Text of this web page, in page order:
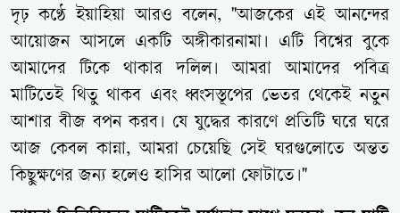
দৃঢ় কণ্ঠে ইয়াহিয়া আরও বলেন, "আজকের এই আনন্দের
আয়োজন আসলে একটি অঙ্গীকারনামা। এটি বিশ্বের বুকে
আমাদের টিকে থাকার দলিল। আমরা আমাদের পবিত্র
মাটিতেই থিতু থাকব এবং ধ্বংসস্তূপের ভেতর থেকেই নতুন
আশার বীজ বপন করব। যে যুদ্ধের কারণে প্রতিটি ঘরে ঘরে
আজ কেবল কান্না, আমরা চেয়েছি সেই ঘরগুলোতে অন্তত
কিছুক্ষণের জন্য হলেও হাসির আলো ফোটাতে।"